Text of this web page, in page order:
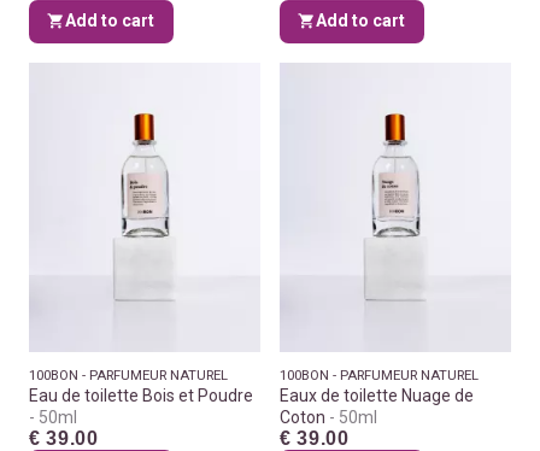
Add to cart Add to cart
100BON - PARFUMEUR NATUREL
Eau de toilette Bois et Poudre
50ml
€ 39.00
100BON - PARFUMEUR NATUREL
Eaux de toilette Nuage de
Coton
50ml
€ 39.00